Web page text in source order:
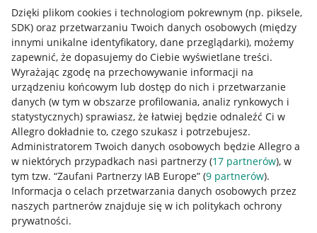
Dzięki plikom cookies i technologiom pokrewnym (np. piksele,
SDK) oraz przetwarzaniu Twoich danych osobowych (między
innymi unikalne identyfikatory, dane przeglądarki), możemy
zapewnić, że dopasujemy do Ciebie wyświetlane treści.
Wyrażając zgodę na przechowywanie informacji na
urządzeniu końcowym lub dostęp do nich i przetwarzanie
danych (w tym w obszarze profilowania, analiz rynkowych i
statystycznych) sprawiasz, że łatwiej będzie odnaleźć Ci w
Allegro dokładnie to, czego szukasz i potrzebujesz.
Administratorem Twoich danych osobowych będzie Allegro a
w niektórych przypadkach nasi partnerzy (17 partnerów), w
tym tzw. “Zaufani Partnerzy IAB Europe” (9 partnerów).
Informacja o celach przetwarzania danych osobowych przez
naszych partnerów znajduje się w ich politykach ochrony
prywatności.
Przydatne informacje
Jak to działa